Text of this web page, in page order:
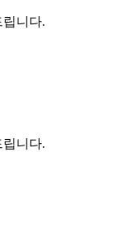
립니다.
립니다.